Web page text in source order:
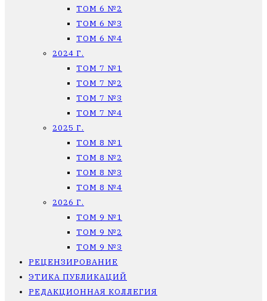
ТОМ 6 №2
ТОМ 6 №3
ТОМ 6 №4
2024 Г.
ТОМ 7 №1
ТОМ 7 №2
ТОМ 7 №3
ТОМ 7 №4
2025 Г.
ТОМ 8 №1
ТОМ 8 №2
ТОМ 8 №3
ТОМ 8 №4
2026 Г.
ТОМ 9 №1
ТОМ 9 №2
ТОМ 9 №3
РЕЦЕНЗИРОВАНИЕ
ЭТИКА ПУБЛИКАЦИЙ
РЕДАКЦИОННАЯ КОЛЛЕГИЯ